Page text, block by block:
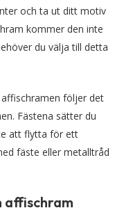
och ta ut ditt motiv
kommer den inte
du välja till detta
följer det
Fästena sätter du
att flytta för ett
fäste eller metalltråd
affischram